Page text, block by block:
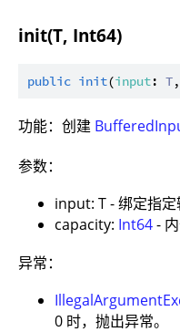
init(T, Int64)
public init(input: T,
功能：创建
参数：
input: T - 绑定指定
capacity: Int64-
异常：
0 时，抛出异常。